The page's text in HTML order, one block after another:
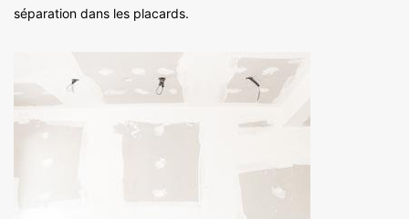
séparation dans les placards.